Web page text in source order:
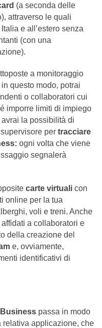
(a seconda delle
attraverso le quali
e all’estero senza
(con una
a monitoraggio
questo modo, potrai
o collaboratori cui
imporre limiti di impiego
la possibilità di
per tracciare
ogni volta che viene
segnalerà
carte virtuali con
online per la tua
voli e treni. Anche
a collaboratori e
della creazione del
e, ovviamente,
identificativi di
passa in modo
relativa applicazione, che